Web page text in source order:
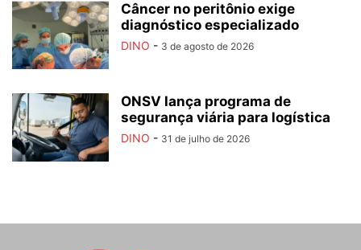
Câncer no peritônio exige
diagnóstico especializado
DINO - 3 de agosto de 2026
ONSV lança programa de
segurança viária para logística
DINO - 31 de julho de 2026